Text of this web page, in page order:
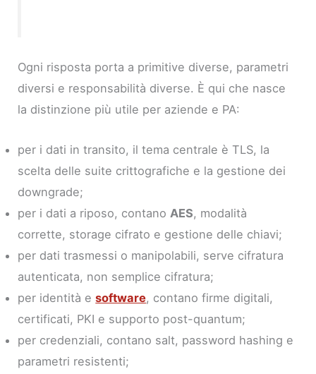
Ogni risposta porta a primitive diverse, parametri
diversi e responsabilità diverse. È qui che nasce
la distinzione più utile per aziende e PA:
per i dati in transito, il tema centrale è TLS, la
scelta delle suite crittografiche e la gestione dei
downgrade;
per i dati a riposo, contano AES, modalità
corrette, storage cifrato e gestione delle chiavi;
per dati trasmessi o manipolabili, serve cifratura
autenticata, non semplice cifratura;
per identità esoftware, contano firme digitali,
certificati, PKI e supporto post-quantum;
per credenziali, contano salt, password hashing e
parametri resistenti;